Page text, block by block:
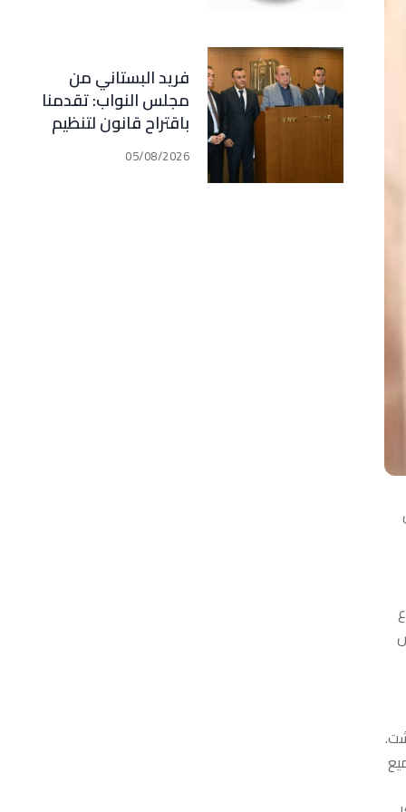
فريد البستاني من
مجلس النواب: تقدمنا
باقتراح قانون لتنظيم
أعمال الوساطة
والتمثيل في مجال
05/08/2026